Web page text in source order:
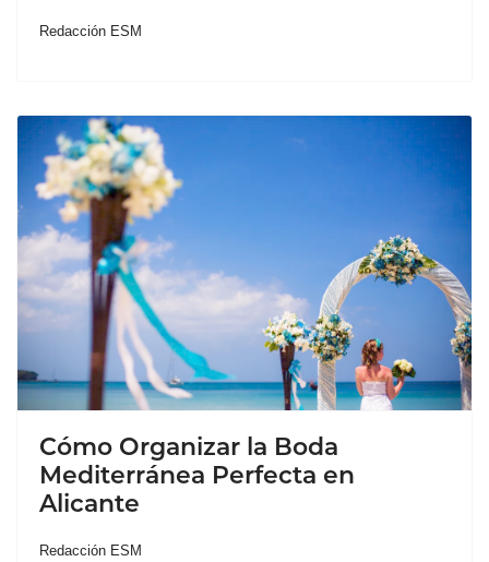
Redacción ESM
Cómo Organizar la Boda
Mediterránea Perfecta en
Alicante
Redacción ESM